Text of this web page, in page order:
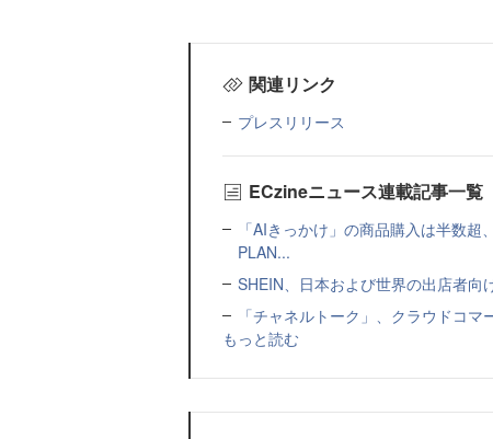
関連リンク
プレスリリース
ECzineニュース連載記事一覧
「AIきっかけ」の商品購入は半数
PLAN...
SHEIN、日本および世界の出店者向
「チャネルトーク」、クラウドコ
もっと読む